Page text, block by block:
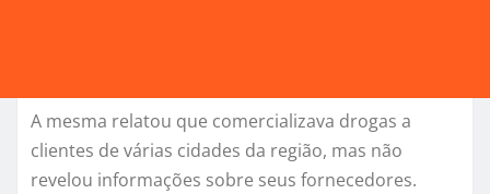
A mesma relatou que comercializava drogas a
clientes de várias cidades da região, mas não
revelou informações sobre seus fornecedores.